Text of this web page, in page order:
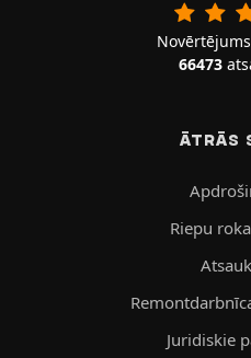
Novērtējums
66473
ĀTRĀS
Riepu
Juridiskie